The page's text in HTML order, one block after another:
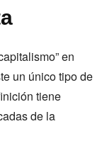
en
un único tipo de
tiene
de la